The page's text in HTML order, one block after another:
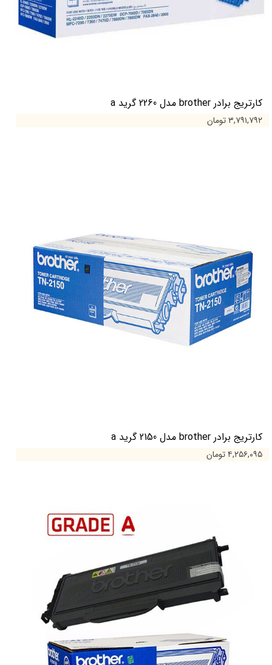
کارتریج برادر brother مدل 2260 گرید a
۳,۷۹۱,۷۹۲ تومان
کارتریج برادر brother مدل 2150 گرید a
۴,۲۵۶,۰۹۵ تومان